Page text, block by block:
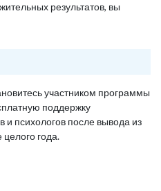
результатов, вы
участником программы
поддержку
психологов после вывода из
года.